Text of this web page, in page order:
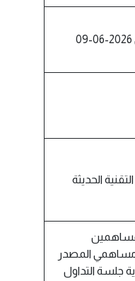
الحديثة
المصدر
جلسة التداول